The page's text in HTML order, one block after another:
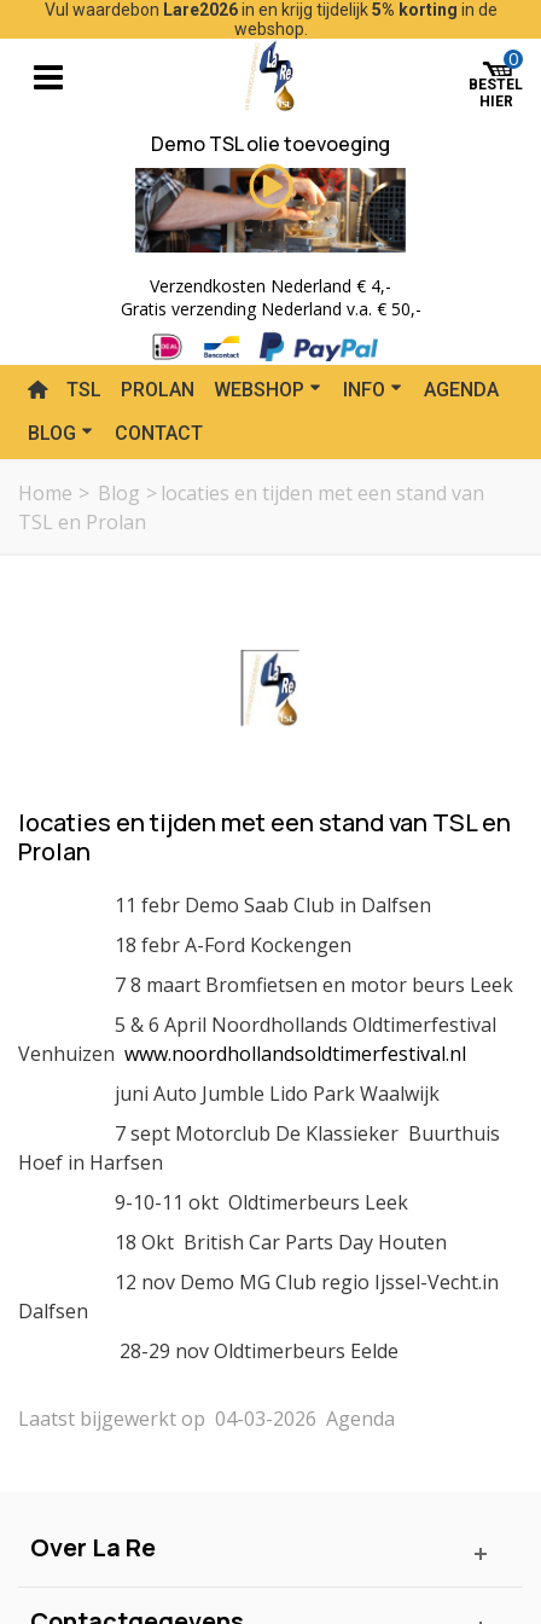
Vul waardebon Lare2026in en krijg tijdelijk5% korting in de
webshop.
0
Demo TSL olie toevoeging
Verzendkosten Nederland € 4,-
Gratis verzending Nederland v.a. € 50,-
TSL PROLAN WEBSHOP INFO
AGENDA
BLOG
CONTACT
Home > Blog > locaties en tijden met een stand van
TSL en Prolan
locaties en tijden met een stand van TSL en
Prolan
11 febr Demo Saab Club in Dalfsen
18 febr A-Ford Kockengen
7 8 maart Bromfietsen en motor beurs Leek
5 & 6 April Noordhollands Oldtimerfestival
Venhuizen www.noordhollandsoldtimerfestival.nl
juni Auto Jumble Lido Park Waalwijk
7 sept Motorclub De Klassieker Buurthuis
Hoef in Harfsen
9-10-11 okt Oldtimerbeurs Leek
18 Okt British Car Parts Day Houten
12 nov Demo MG Club regio Ijssel-Vecht.in
Dalfsen
28-29 nov Oldtimerbeurs Eelde
Laatst bijgewerkt op 04-03-2026 Agenda
Over La Re